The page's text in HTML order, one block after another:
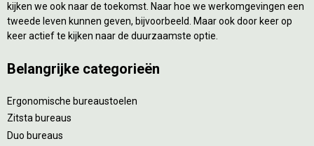
kijken we ook naar de toekomst. Naar hoe we werkomgevingen een
tweede leven kunnen geven, bijvoorbeeld. Maar ook door keer op
keer actief te kijken naar de duurzaamste optie.
Belangrijke categorieën
Ergonomische bureaustoelen
Zitsta bureaus
Duo bureaus